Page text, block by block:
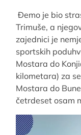
Đemo je bio
Trimuše, a
zajednici je
sportskih
Mostara do
kilometara) za
Mostara do
četrdeset osam